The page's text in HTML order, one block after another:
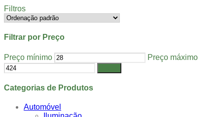
Filtros
Filtrar por Preço
Preço mínimo Preço máximo
Categorias de Produtos
Automóvel